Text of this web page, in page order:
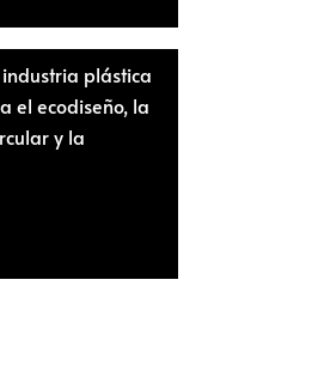
plástica
el ecodiseño, la
y la